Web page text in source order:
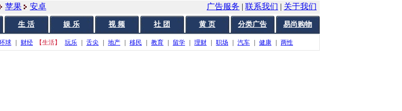
苹果 安卓 广告服务 | 联系我们 | 关于我们
生 活 娱 乐 视 频 社 团 黄 页 分类广告 易尚购物
球 财经 【生活】 玩乐 舌尖 地产 移民 教育 留学 理财 职场 汽车 健康 两性